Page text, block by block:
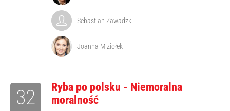
Sebastian Zawadzki
Joanna Miziołek
Ryba po polsku - Niemoralna
moralność
32